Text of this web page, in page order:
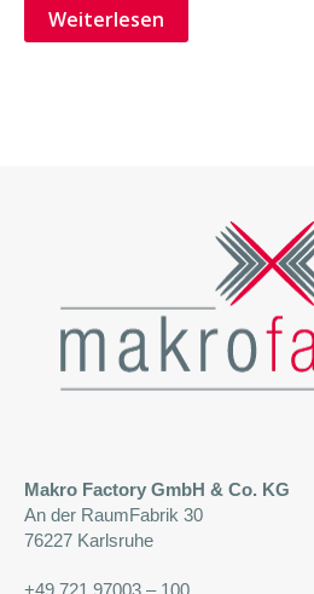
Weiterlesen
Makro Factory GmbH & Co. KG
An der RaumFabrik 30
76227 Karlsruhe
+49 721 97003 – 100